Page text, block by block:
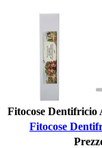
Fitocose Dentifricio
Fitocose